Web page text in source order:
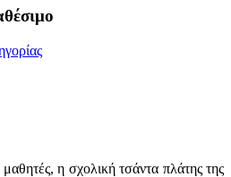
μαθητές, η σχολική τσάντα πλάτης της